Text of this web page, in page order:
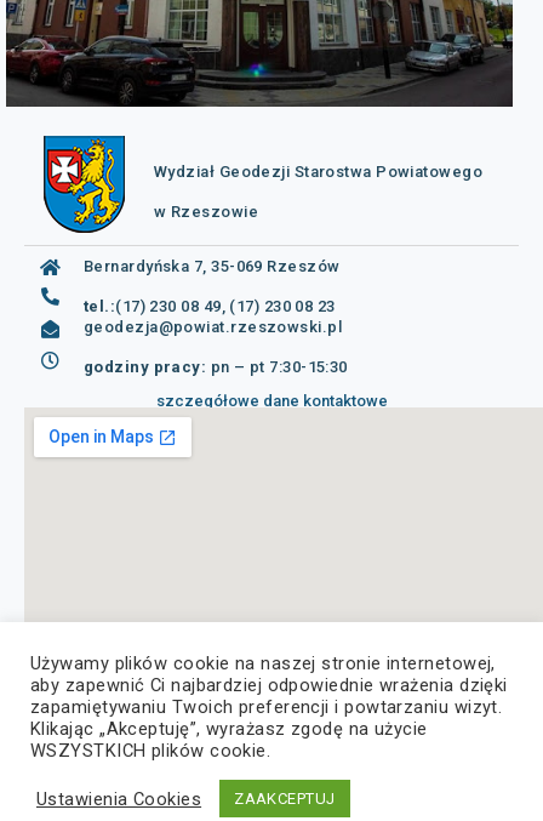
Wydział Geodezji Starostwa Powiatowego
w Rzeszowie
Bernardyńska 7, 35-069 Rzeszów
tel.:(17) 230 08 49, (17) 230 08 23
geodezja@powiat.rzeszowski.pl
godziny pracy: pn – pt 7:30-15:30
szczegółowe dane kontaktowe
© Copyright 2022, Wszelkie prawa zastrzeżone
Używamy plików cookie na naszej stronie internetowej,
aby zapewnić Ci najbardziej odpowiednie wrażenia dzięki
zapamiętywaniu Twoich preferencji i powtarzaniu wizyt.
Klikając „Akceptuję”, wyrażasz zgodę na użycie
WSZYSTKICH plików cookie.
Ustawienia Cookies ZAAKCEPTUJ